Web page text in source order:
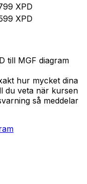
XPD
XPD
till MGF diagram
hur mycket dina
du veta när kursen
så meddelar